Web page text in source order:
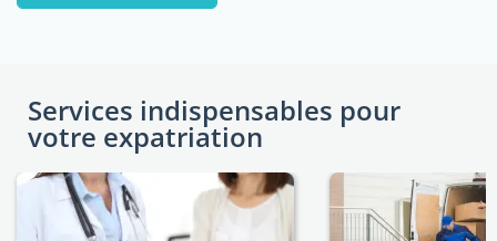
Services indispensables pour
votre expatriation